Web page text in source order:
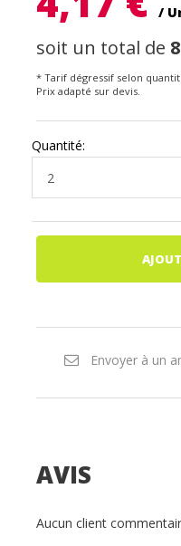
/
soit un total de
* Tarif dégressif selon
Prix adapté sur devis.
Quantité:
Envoyer à un
AVIS
Aucun client